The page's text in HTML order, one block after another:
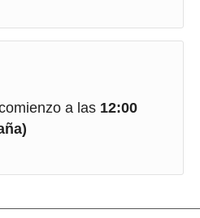
a las 12:00